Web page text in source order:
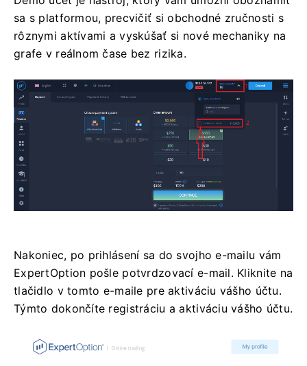
sa s platformou, precvičiť si obchodné zručnosti s
rôznymi aktívami a vyskúšať si nové mechaniky na
grafe v reálnom čase bez rizika.
Nakoniec, po prihlásení sa do svojho e-mailu vám
ExpertOption pošle potvrdzovací e-mail. Kliknite na
tlačidlo v tomto e-maile pre aktiváciu vášho účtu.
Týmto dokončíte registráciu a aktiváciu vášho účtu.